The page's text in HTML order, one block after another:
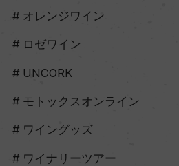
オレンジワイン
ロゼワイン
UNCORK
モトックスオンライン
ワイングッズ
ワイナリーツアー